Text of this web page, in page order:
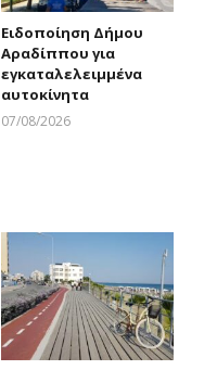
Ειδοποίηση Δήμου
Αραδίππου για
εγκαταλελειμμένα
αυτοκίνητα
07/08/2026